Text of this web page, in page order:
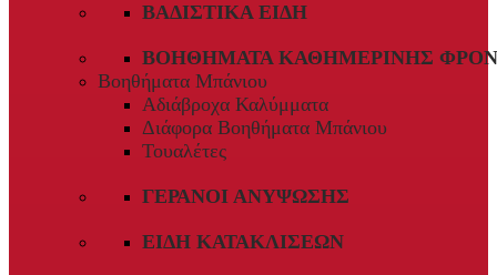
ΒΑΔΙΣΤΙΚΆ ΕΊΔΗ
ΒΟΗΘΉΜΑΤΑ ΚΑΘΗΜΕΡΙΝΉΣ
Βοηθήματα Μπάνιου
Αδιάβροχα Καλύμματα
Διάφορα Βοηθήματα Μπάνιου
Τουαλέτες
ΓΕΡΑΝΟΊ ΑΝΎΨΩΣΗΣ
ΕΊΔΗ ΚΑΤΑΚΛΊΣΕΩΝ